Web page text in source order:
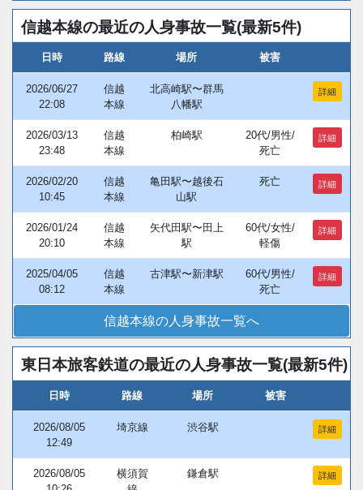
信越本線の最近の人身事故一覧(最新5件)
日時 路線 場所 被害
2026/06/27
22:08
信越
本線
北高崎駅〜群馬
八幡駅
詳細
2026/03/13
23:48
信越
本線
柏崎駅
20代/男性/
死亡
詳細
2026/02/20
10:45
信越
本線
亀田駅〜越後石
山駅
死亡 詳細
2026/01/24
20:10
信越
本線
矢代田駅〜田上
駅
60代/女性/
軽傷
詳細
2025/04/05
08:12
信越
本線
古津駅〜新津駅
60代/男性/
死亡
詳細
信越本線の人身事故一覧へ
東日本旅客鉄道の最近の人身事故一覧(最新5件)
日時 路線 場所 被害
2026/08/05
12:49
埼京線 渋谷駅 詳細
2026/08/05
横須賀
鎌倉駅 詳細